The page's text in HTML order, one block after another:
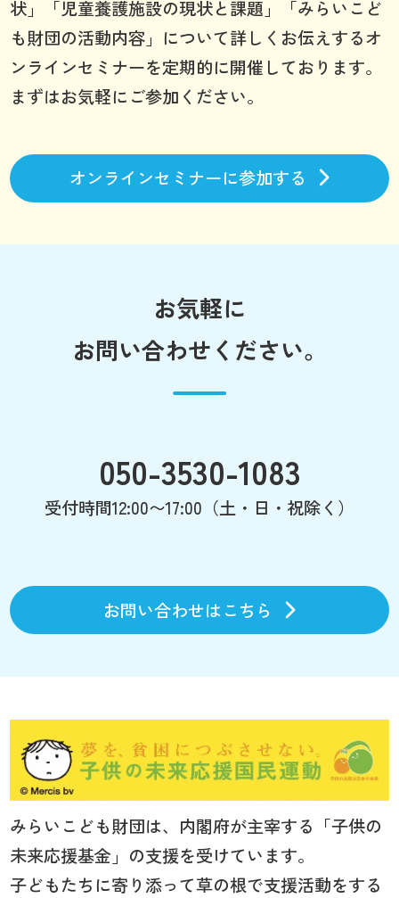
状」「児童養護施設の現状と課題」「みらいこど
も財団の活動内容」について詳しくお伝えするオ
ンラインセミナーを定期的に開催しております。
まずはお気軽にご参加ください。
オンラインセミナーに参加する
お気軽に
お問い合わせください。
050-3530-1083
受付時間12:00〜17:00（土・日・祝除く）
お問い合わせはこちら
みらいこども財団は、内閣府が主宰する「子供の
未来応援基金」の支援を受けています。
子どもたちに寄り添って草の根で支援活動をする